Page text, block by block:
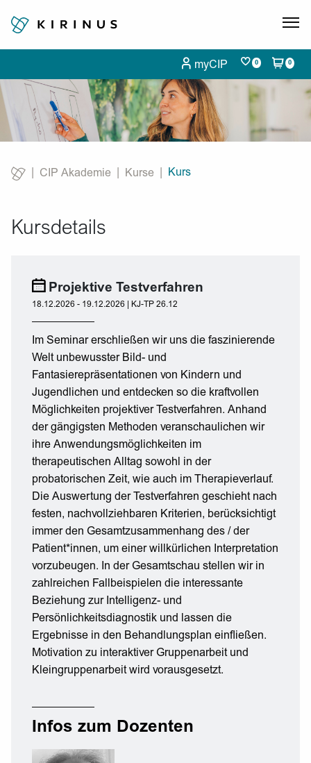
myCIP 0 0
CIP Akademie Kurse
Current:
Kurs
Kursdetails
Projektive Testverfahren
18.12.2026 - 19.12.2026 | KJ-TP 26.12
Im Seminar erschließen wir uns die faszinierende
Welt unbewusster Bild- und
Fantasierepräsentationen von Kindern und
Jugendlichen und entdecken so die kraftvollen
Möglichkeiten projektiver Testverfahren. Anhand
der gängigsten Methoden veranschaulichen wir
ihre Anwendungsmöglichkeiten im
therapeutischen Alltag sowohl in der
probatorischen Zeit, wie auch im Therapieverlauf.
Die Auswertung der Testverfahren geschieht nach
festen, nachvollziehbaren Kriterien, berücksichtigt
immer den Gesamtzusammenhang des / der
Patient*innen, um einer willkürlichen Interpretation
vorzubeugen. In der Gesamtschau stellen wir in
zahlreichen Fallbeispielen die interessante
Beziehung zur Intelligenz- und
Persönlichkeitsdiagnostik und lassen die
Ergebnisse in den Behandlungsplan einfließen.
Motivation zu interaktiver Gruppenarbeit und
Kleingruppenarbeit wird vorausgesetzt.
Infos zum Dozenten